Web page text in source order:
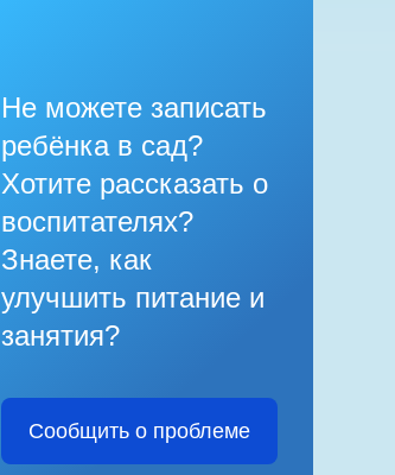
Не можете записать
ребёнка в сад?
Хотите рассказать о
воспитателях?
Знаете, как
улучшить питание и
занятия?
Сообщить о проблеме